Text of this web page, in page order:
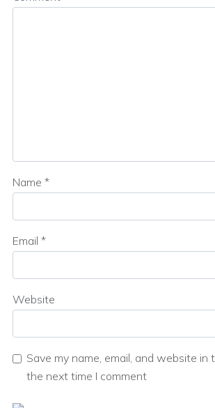
Name *
Email *
Website
Save my name, email, and website in
the next time I comment